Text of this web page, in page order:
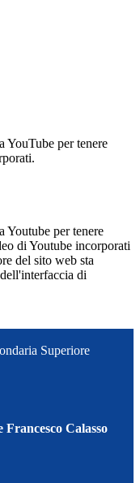
YouTube per tenere
Youtube per tenere
di Youtube incorporati
del sito web sta
di
Superiore
Calasso